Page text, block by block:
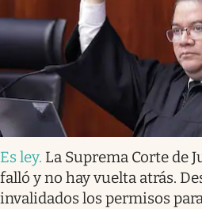
Es ley. La Suprema Corte de
falló y no hay vuelta atrás.
invalidados los permisos